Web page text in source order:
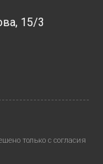
15/3
только с согласия